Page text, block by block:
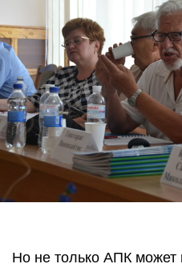
Но не только АПК